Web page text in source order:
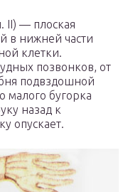
II) — плоская
в нижней части
клетки.
позвонков, от
подвздошной
малого бугорка
назад к
опускает.